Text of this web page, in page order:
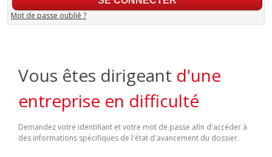
Mot de passe oublié ?
Vous êtes dirigeant d'une
entreprise en difficulté
Demandez votre identifiant et votre mot de passe afin d'accéder à
des informations spécifiques de l'état d'avancement du dossier.